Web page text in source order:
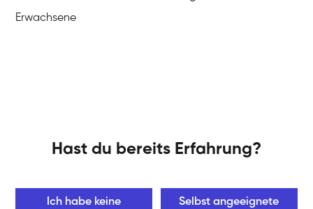
Erwachsene
Hast du bereits Erfahrung?
Ich habe keine
Selbst angeeignete